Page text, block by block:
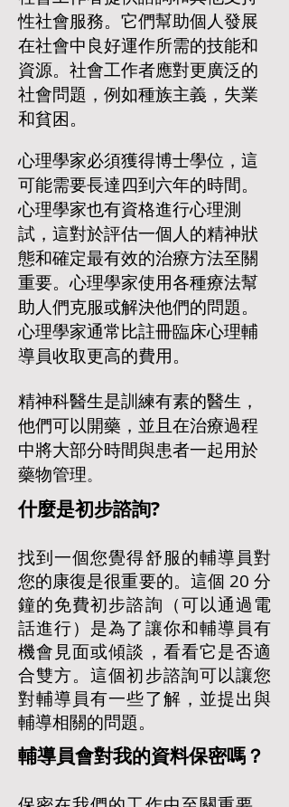
性社會服務。它們幫助個人發展
在社會中良好運作所需的技能和
資源。社會工作者應對更廣泛的
社會問題，例如種族主義，失業
和貧困。
心理學家必須獲得博士學位，這
可能需要長達四到六年的時間。
心理學家也有資格進行心理測
試，這對於評估一個人的精神狀
態和確定最有效的治療方法至關
重要。心理學家使用各種療法幫
助人們克服或解決他們的問題。
心理學家通常比註冊臨床心理輔
導員收取更高的費用。
精神科醫生是訓練有素的醫生，
他們可以開藥，並且在治療過程
中將大部分時間與患者一起用於
藥物管理。
什麼是初步諮詢?
找到一個您覺得舒服的輔導員對
您的康復是很重要的。這個 20 分
鐘的免費初步諮詢（可以通過電
話進行）是為了讓你和輔導員有
機會見面或傾談，看看它是否適
合雙方。這個初步諮詢可以讓您
對輔導員有一些了解，並提出與
輔導相關的問題。
輔導員會對我的資料保密嗎？